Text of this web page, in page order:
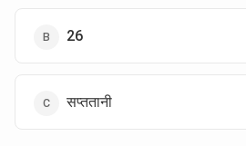
26
सप्ततानी